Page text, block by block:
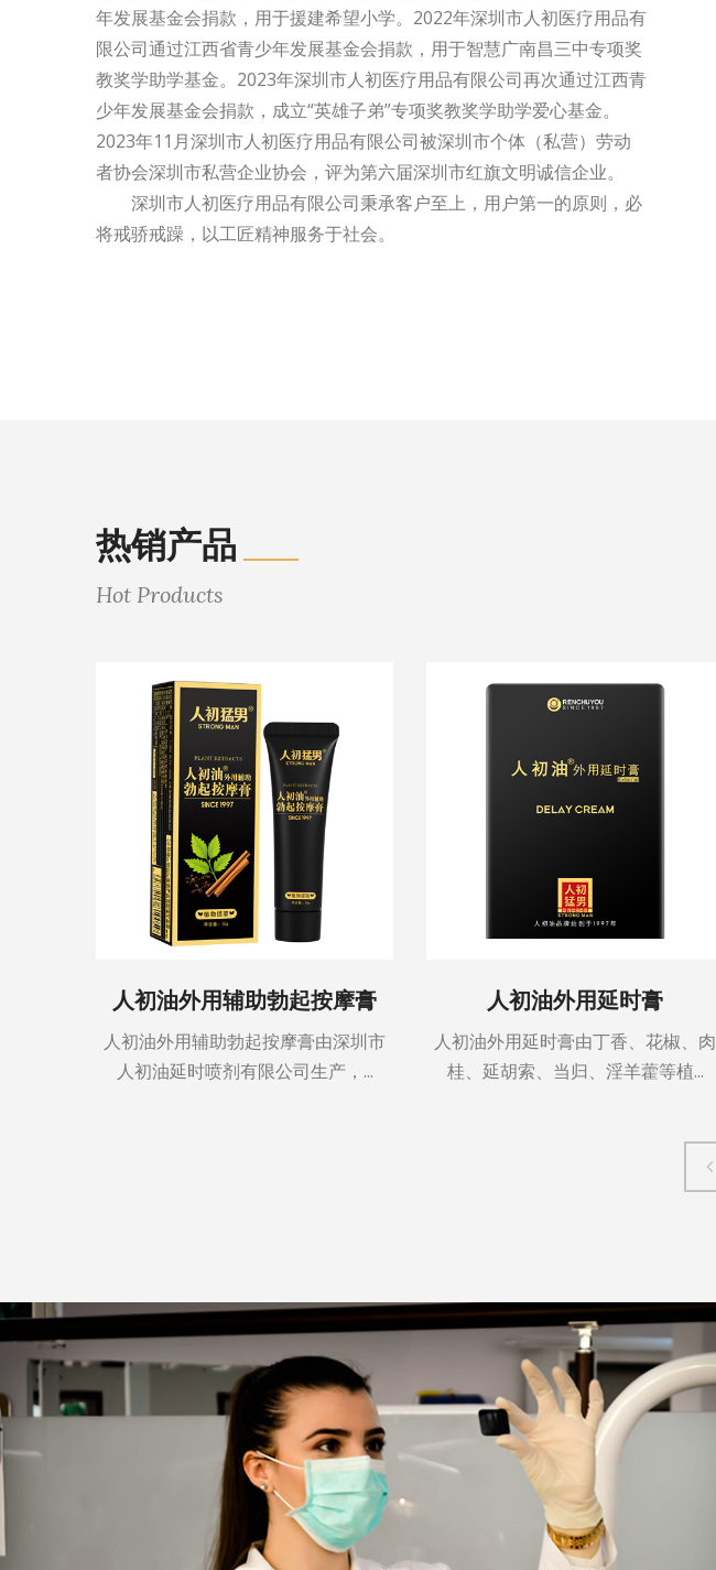
年发展基金会捐款，用于援建希望小学。2022年深圳市人初医疗用品有
限公司通过江西省青少年发展基金会捐款，用于智慧广南昌三中专项奖
教奖学助学基金。2023年深圳市人初医疗用品有限公司再次通过江西青
少年发展基金会捐款，成立“英雄子弟”专项奖教奖学助学爱心基金。
2023年11月深圳市人初医疗用品有限公司被深圳市个体（私营）劳动
者协会深圳市私营企业协会，评为第六届深圳市红旗文明诚信企业。
深圳市人初医疗用品有限公司秉承客户至上，用户第一的原则，必
将戒骄戒躁，以工匠精神服务于社会。
热销产品
Hot Products
人初油外用辅助勃起按摩膏
人初油外用辅助勃起按摩膏由深圳市
人初油延时喷剂有限公司生产，...
人初油外用延时膏
人初油外用延时膏由丁香、花椒、肉
桂、延胡索、当归、淫羊藿等植...